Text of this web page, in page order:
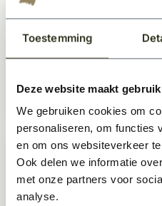
Toestemming
Deze website maakt
We gebruiken cookies om
personaliseren, om functies
en om ons websiteverkeer
Ook delen we informatie
met onze partners voor
analyse.
Op
1200 RVS
10,95Per stuk
Loopslot
voorplaat